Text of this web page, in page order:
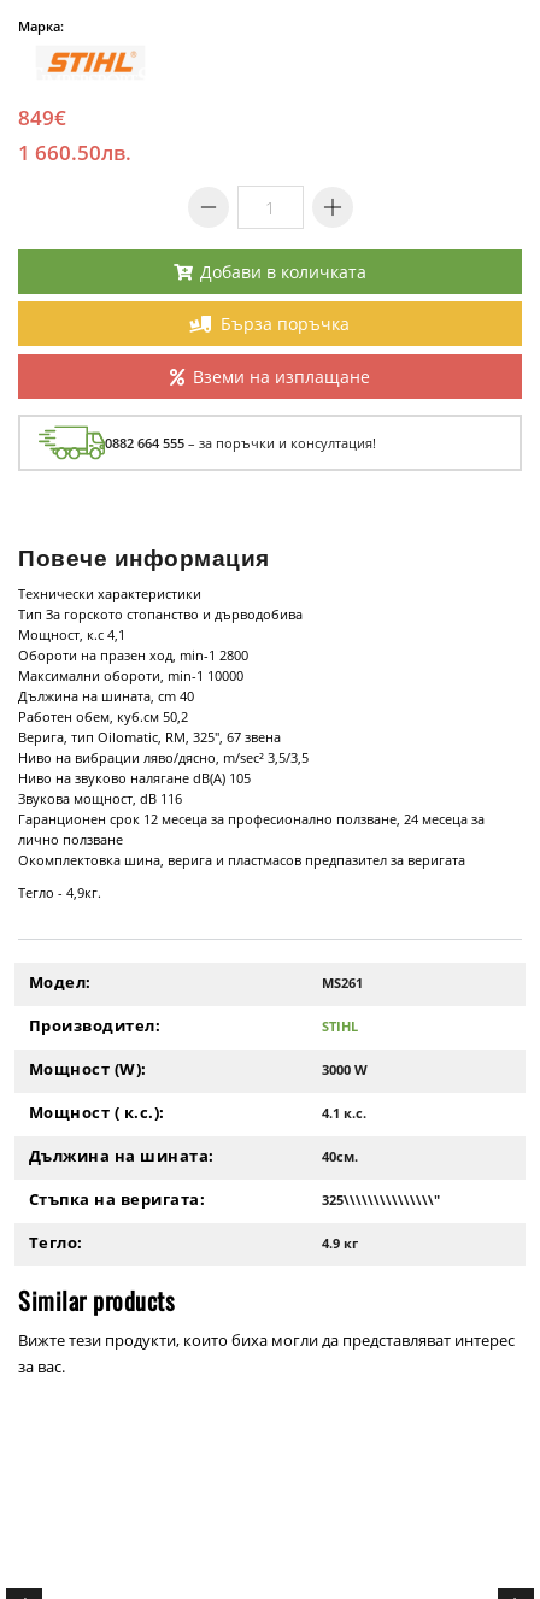
Марка:
849€
1 660.50лв.
Добави в количката
Бърза поръчка
Вземи на изплащане
0882 664 555 – за поръчки и консултация!
Повече информация
Технически характеристики
Тип За горското стопанство и дърводобива
Мощност, к.с 4,1
Обороти на празен ход, min-1 2800
Максимални обороти, min-1 10000
Дължина на шината, cm 40
Работен обем, куб.см 50,2
Верига, тип Oilomatic, RM, 325", 67 звена
Ниво на вибрации ляво/дясно, m/sec² 3,5/3,5
Ниво на звуково налягане dB(A) 105
Звукова мощност, dB 116
Гаранционен срок 12 месеца за професионално ползване, 24 месеца за
лично ползване
Окомплектовка шина, верига и пластмасов предпазител за веригата
Тегло - 4,9кг.
Модел: MS261
Производител: STIHL
Мощност (W): 3000 W
Мощност ( к.с.): 4.1 к.с.
Дължина на шината: 40см.
Стъпка на веригата: 325\\\\\\\\\\\\\\\"
Тегло: 4.9 кг
Similar products
Вижте тези продукти, които биха могли да представляват интерес
за вас.